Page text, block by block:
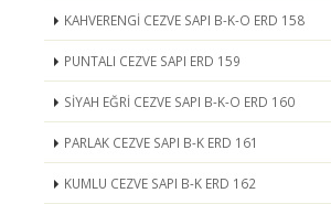
KAHVERENGİ CEZVE SAPI B-K-O ERD 158
PUNTALI CEZVE SAPI ERD 159
SİYAH EĞRİ CEZVE SAPI B-K-O ERD 160
PARLAK CEZVE SAPI B-K ERD 161
KUMLU CEZVE SAPI B-K ERD 162